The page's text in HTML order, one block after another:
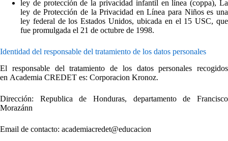
ley de protección de la privacidad infantil en línea (coppa), La
ley de Protección de la Privacidad en Línea para Niños es una
ley federal de los Estados Unidos, ubicada en el 15 USC​, que
fue promulgada el 21 de octubre de 1998.
Identidad del responsable del tratamiento de los datos personales
El responsable del tratamiento de los datos personales recogidos
en Academia CREDET es: Corporacion Kronoz.
Dirección: Republica de Honduras, departamento de Francisco
Morazánn
Email de contacto: academiacredet@educacion